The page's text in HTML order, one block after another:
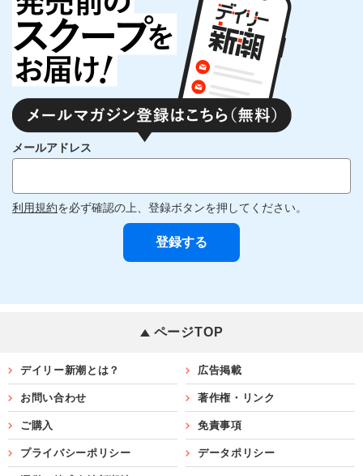
メールアドレス
利用規約を必ず確認の上、登録ボタンを押してください。
ページTOP
デイリー新潮とは？ 広告掲載
お問い合わせ 著作権・リンク
ご購入 免責事項
プライバシーポリシー データポリシー